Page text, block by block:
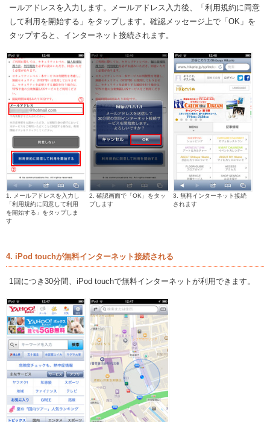
ールアドレスを入力します。メールアドレス入力後、「利用規約に同意
して利用を開始する」をタップします。確認メッセージ上で「OK」を
タップすると、インターネット接続されます。
1. メールアドレスを入力し
「利用規約に同意して利用
を開始する」をタップしま
す
2. 確認画面で「OK」をタッ
プします
3. 無料インターネット接続
されます
4. iPod touchが無料インターネット接続される
1回につき30分間、iPod touchで無料インターネットが利用できます。